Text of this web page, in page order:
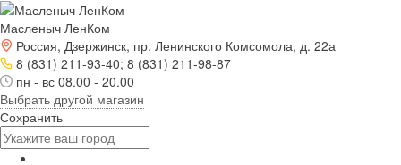
Масленыч ЛенКом
Россия, Дзержинск, пр. Ленинского Комсомола, д. 22а
8 (831) 211-93-40; 8 (831) 211-98-87
пн - вс 08.00 - 20.00
Выбрать другой магазин
Сохранить